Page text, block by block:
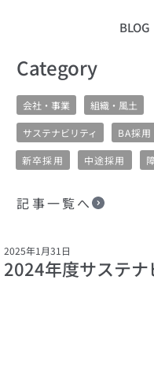
BLOG
​Category
会社・事業 組織・風土
サステナビリティ BA採用
記事一覧へ
新卒採用 中途採用
2024年度サステ
2025年1月31日